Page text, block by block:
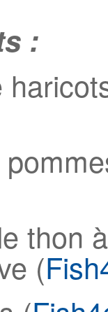
:
thon à
(